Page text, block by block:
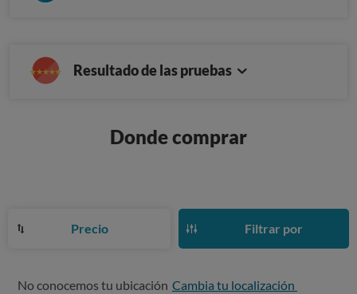
Resultado de las pruebas
Donde comprar
Precio Filtrar por
No conocemos tu ubicación Cambia tu localización